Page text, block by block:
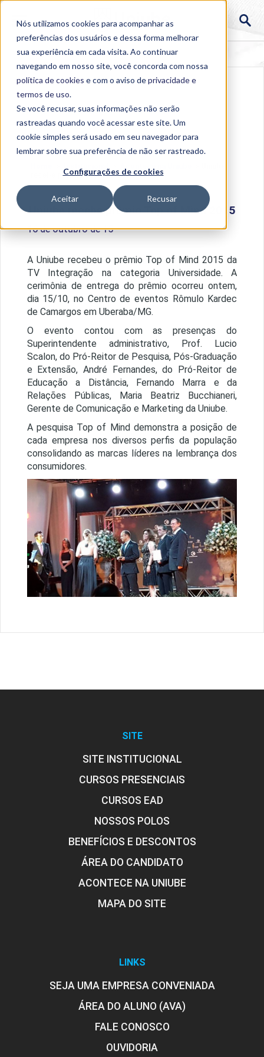
Nós utilizamos cookies para acompanhar as
preferências dos usuários e dessa forma melhorar
sua experiência em cada visita. Ao continuar
navegando em nosso site, você concorda com nossa
política de cookies e com o aviso deprivacidade e
termos de uso.
Se você recusar, suas informações não serão
rastreadas quando você acessar este site. Um
cookie simples será usado em seu navegador para
lembrar sobre sua preferência de não ser rastreado.
Configurações de cookies
Aceitar Recusar
recebe prêmio Top of Mind 2015
Uniube recebe prêmio Top of Mind 2015
16 de outubro de 15
A Uniube recebeu o prêmio Top of Mind 2015 da
TV Integração na categoria Universidade. A
cerimônia de entrega do prêmio ocorreu ontem,
dia 15/10, no Centro de eventos Rômulo Kardec
de Camargos em Uberaba/MG.
O evento contou com as presenças do
Superintendente administrativo, Prof. Lucio
Scalon, do Pró-Reitor de Pesquisa, Pós-Graduação
e Extensão, André Fernandes, do Pró-Reitor de
Educação a Distância, Fernando Marra e da
Relações Públicas, Maria Beatriz Bucchianeri,
Gerente de Comunicação e Marketing da Uniube.
A pesquisa Top of Mind demonstra a posição de
cada empresa nos diversos perfis da população
consolidando as marcas líderes na lembrança dos
consumidores.
SITE
SITE INSTITUCIONAL
CURSOS PRESENCIAIS
CURSOS EAD
NOSSOS POLOS
BENEFÍCIOS E DESCONTOS
ÁREA DO CANDIDATO
ACONTECE NA UNIUBE
MAPA DO SITE
LINKS
SEJA UMA EMPRESA CONVENIADA
ÁREA DO ALUNO (AVA)
FALE CONOSCO
OUVIDORIA